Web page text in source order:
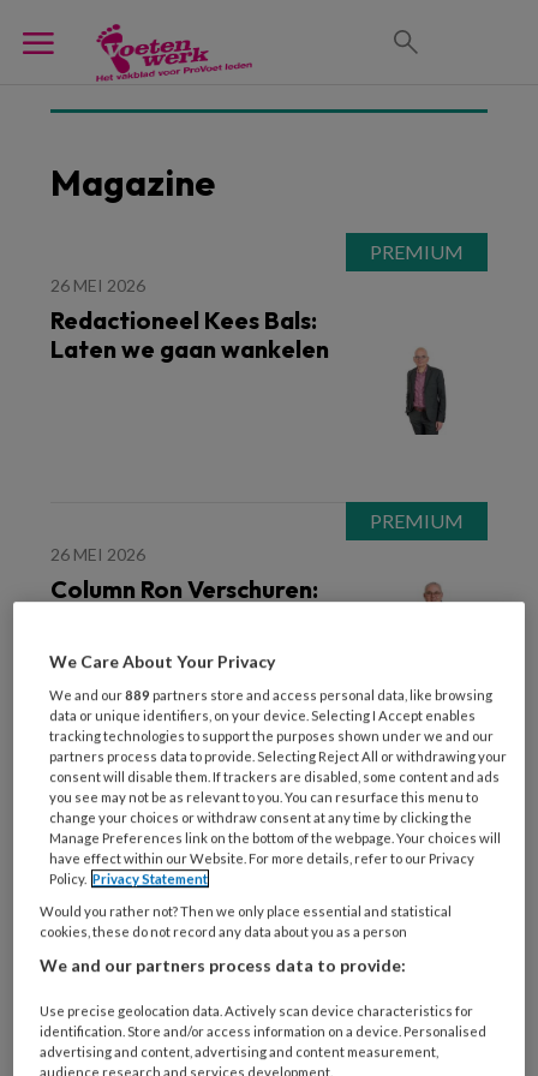
Magazine
26 MEI 2026
Redactioneel Kees Bals:
Laten we gaan wankelen
26 MEI 2026
Column Ron Verschuren:
kracht
26 MEI 2026 VOETZORG ALGEMEEN
Op bezoek bij Maureen
Landvreugd: ‘Sommige
klanten mogen van mij
hun teennagels niet zelf
knippen’
We Care About Your Privacy
We and our889 partners store and access personal data, like browsing
data or unique identifiers, on your device. Selecting I Accept enables
tracking technologies to support the purposes shown under we and our
partners process data to provide. Selecting Reject All or withdrawing your
consent will disable them. If trackers are disabled, some content and ads
you see may not be as relevant to you. You can resurface this menu to
change your choices or withdraw consent at any time by clicking the
Manage Preferences link on the bottom of the webpage. Your choices will
have effect within our Website. For more details, refer to our Privacy
Policy. Privacy Statement
Would you rather not? Then we only place essential and statistical
cookies, these do not record any data about you as a person
We and our partners process data to provide:
Use precise geolocation data. Actively scan device characteristics for
identification. Store and/or access information on a device. Personalised
advertising and content, advertising and content measurement,
audience research and services development.